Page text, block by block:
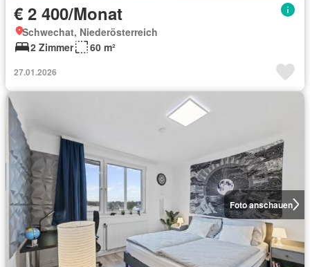
€ 2 400/Monat
Schwechat, Niederösterreich
2 Zimmer
60 m²
27.01.2026
Foto anschauen